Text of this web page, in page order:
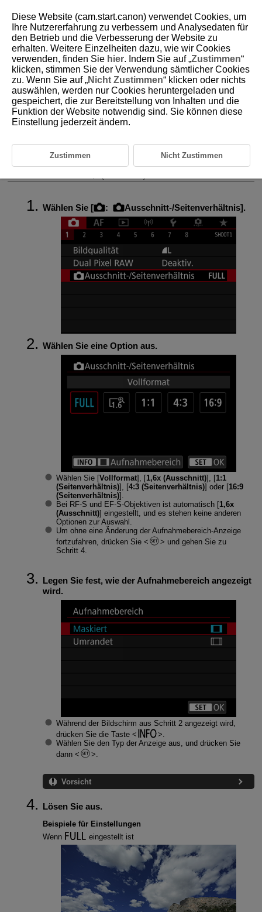
D090-039
Ausschnitt-/Seitenverhältnis für
Einzelbild
Bei RF oder EF Objektiven werden Bilder normalerweise mit einer
Sensorgröße von ca. 36,0 mm × 24,0 mm aufgenommen
vor der Aufnahme nach Bedarf das Seitenverhältnis festlegen.RF-S
EF-SObjektive erfassen einen Bereich von 3:2 in der Mitte mit einem
Wählen Sie [ : Ausschnitt-/Seitenverhältnis].
Wählen Sie eine Option aus.
Wählen Sie [Vollformat], [1,6x (Ausschnitt)], [1:1
(Seitenverhältnis)], [4:3 (Seitenverhältnis)] oder [16:9
(Seitenverhältnis)].
Bei RF-S und EF-S-Objektiven ist automatisch [1,6x
(Ausschnitt)] eingestellt, und es stehen keine anderen
Optionen zur Auswahl.
Um ohne eine Änderung der Aufnahmebereich-Anzeige
fortzufahren, drücken Sie
und gehen Sie zu
Schritt 4.
Legen Sie fest, wie der Aufnahmebereich angezeigt
wird.
Während der Bildschirm aus Schritt 2 angezeigt wird,
drücken Sie die Taste
.
Wählen Sie den Typ der Anzeige aus, und drücken Sie
dann
.
Vorsicht
Lösen Sie aus.
Beispiele für Einstellungen
Wenn
eingestellt ist
Diese Website (cam.start.canon) verwendet Cookies, um
Ihre Nutzererfahrung zu verbessern und Analysedaten für
den Betrieb und die Verbesserung der Website zu
erhalten. Weitere Einzelheiten dazu, wie wir Cookies
verwenden, finden Sie hier. Indem Sie auf „Zustimmen“
klicken, stimmen Sie der Verwendung sämtlicher Cookies
zu. Wenn Sie auf „Nicht Zustimmen“ klicken oder nichts
auswählen, werden nur Cookies heruntergeladen und
gespeichert, die zur Bereitstellung von Inhalten und die
Funktion der Website notwendig sind. Sie können diese
Einstellung jederzeit ändern.
Zustimmen Nicht Zustimmen